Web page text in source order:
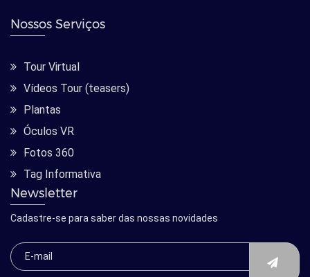
Nossos Serviços
Tour Virtual
Vídeos Tour (teasers)
Plantas
Óculos VR
Fotos 360
Tag Informativa
Newsletter
Cadastre-se para saber das nossas novidades